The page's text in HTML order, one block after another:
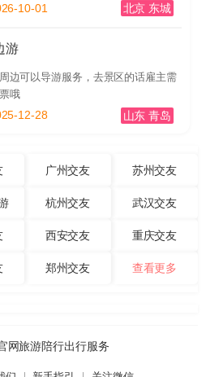
10-01 北京 东城
游
边可以导游服务，去景区的话雇主需
哦
12-28 山东 青岛
广州交友 苏州交友
杭州交友 武汉交友
西安交友 重庆交友
郑州交友 查看更多
网旅游陪行出行服务